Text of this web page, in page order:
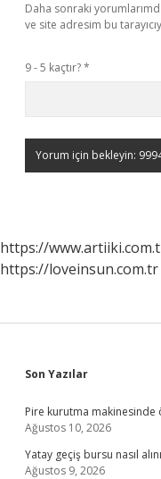
Daha sonraki
ve site adresim bu
9 - 5 kaçtır?*
https://
https://loveinsun.com.tr
Sidebar
Son Yazılar
Pire kurutma makinesinde
Ağustos 10, 2026
Yatay geçiş bursu nasıl
Ağustos 9, 2026